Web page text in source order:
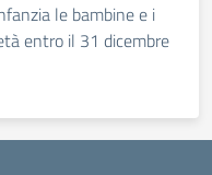
le bambine e i
entro il 31 dicembre